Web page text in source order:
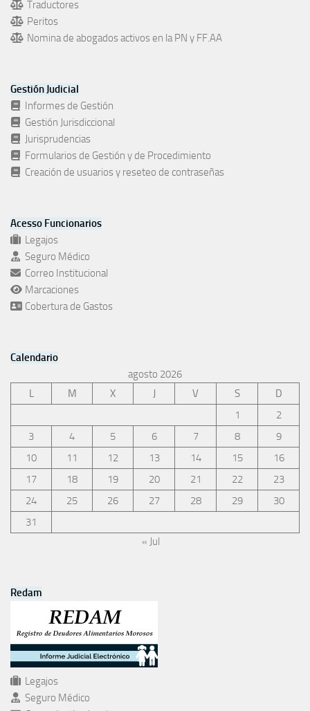
Traductores
Peritos
Nomina de abogados activos en la PN y FF.AA
Gestión Judicial
Informes de Gestión
Gestión Jurisdiccional
Jurisprudencias
Formularios de Gestión y de Procedimiento
Creación de usuarios y reseteo de contraseñas
Acesso Funcionarios
Legajos
Seguro Médico
Correo Institucional
Marcaciones
Cobertura de Gastos
Calendario
agosto 2026
L
M X J V S
D
1
2
3
4 5 6 7 8
9
10
11 12 13 14 15
16
17
18 19 20 21 22
23
24
25 26 27 28 29
30
31
« Jul
Redam
Legajos
Seguro Médico